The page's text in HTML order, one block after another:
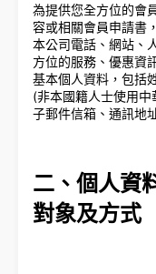
為提供您全方位的會
容或相關會員申請書
本公司電話、網站、
方位的服務、優惠資
基本個人資料，包括
(非本國籍人士使用
子郵件信箱、通訊地
二、個人資
對象及方式